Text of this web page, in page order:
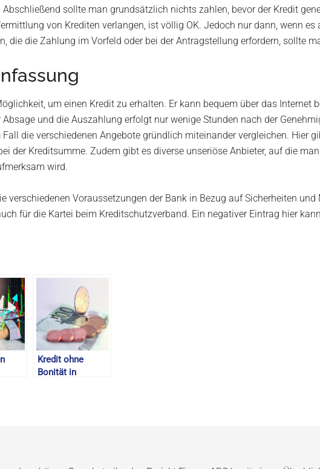
sollte man grundsätzlich nichts zahlen, bevor der Kredit
von Krediten verlangen, ist völlig OK. Jedoch nur dann, wenn es
die die Zahlung im Vorfeld oder bei der Antragstellung erfordern, sollte
um einen Kredit zu erhalten. Er kann bequem über das Internet
und die Auszahlung erfolgt nur wenige Stunden nach der
die verschiedenen Angebote gründlich miteinander vergleichen. Hier
der Kreditsumme. Zudem gibt es diverse unseriöse Anbieter, auf die
wird.
verschiedenen Voraussetzungen der Bank in Bezug auf Sicherheiten
für die Kartei beim Kreditschutzverband. Ein negativer Eintrag hier
Kredit ohne
Bonität in